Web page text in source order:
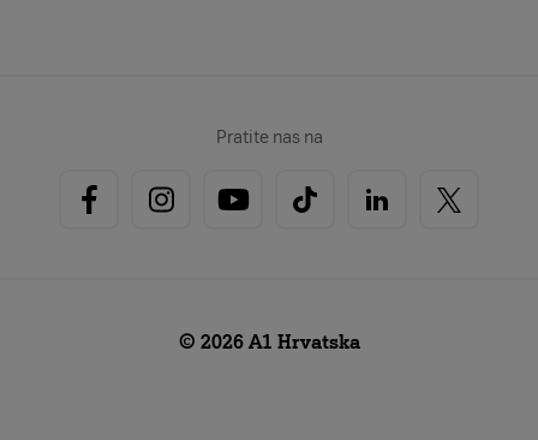
Pratite nas na
© 2026 A1 Hrvatska